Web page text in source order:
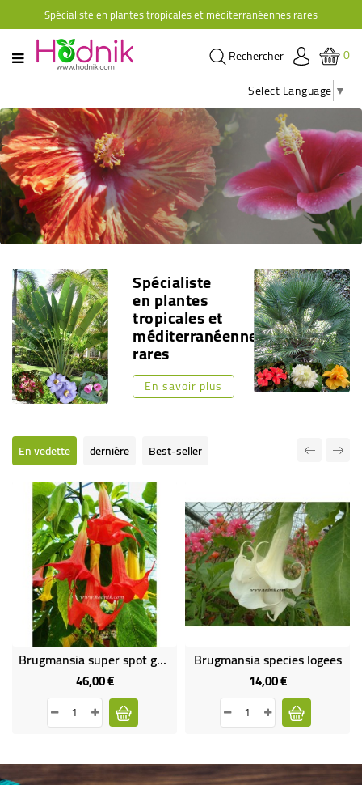
Spécialiste en plantes tropicales et méditerranéennes rares
CATÉGORIE
PLANTES
PLANTES
GRIMPANTES
AGRUMES
HIBISCUS
BRUGMANSIAS
RUSTIQUES
PLANTES
RETOMBANTES
CACTÉES
-
PLANTES
GRASSES
BEGONIAS
DE
ENGRAIS
OFFRES
SPÉCIALES
PLANTES
PARFUMÉES
0
Rechercher
Select Language ▼
Offres spéciales
Spécialiste
en plantes
tropicales et
méditerranéennes
rares
En savoir plus
En vedette dernière Best-seller
Brugmansia super spot gros sujet
46,00 €Prix
Brugmansia species logees
14,00 €Prix